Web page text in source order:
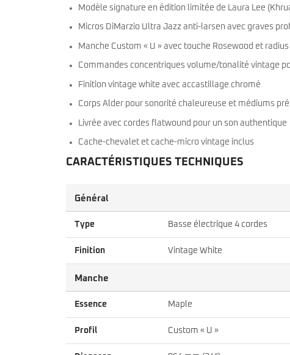
Modèle signature en édition limitée de Laura Lee
Micros DiMarzio Ultra Jazz anti-larsen avec graves
Manche Custom « U » avec touche Rosewood et
Commandes concentriques volume/tonalité vintage
Finition vintage white avec accastillage chromé
Corps Alder pour sonorité chaleureuse et médiums
Livrée avec cordes flatwound pour un son authentique
Cache-chevalet et cache-micro vintage inclus
CARACTÉRISTIQUES TECHNIQUES
Général
Type Basse électrique 4 cordes
Finition Vintage White
Manche
Essence Maple
Profil Custom « U »